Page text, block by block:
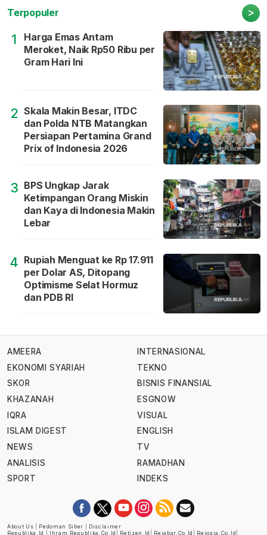
Terpopuler >
1
Harga Emas Antam
Meroket, Naik Rp50 Ribu per
Gram Hari Ini
2 Skala Makin Besar, ITDC
dan Polda NTB Matangkan
Persiapan Pertamina Grand
Prix of Indonesia 2026
3 BPS Ungkap Jarak
Ketimpangan Orang Miskin
dan Kaya di Indonesia Makin
Lebar
4 Rupiah Menguat ke Rp 17.911
per Dolar AS, Ditopang
Optimisme Selat Hormuz
dan PDB RI
AMEERA
EKONOMI SYARIAH
SKOR
KHAZANAH
IQRA
ISLAM DIGEST
NEWS
ANALISIS
SPORT
INTERNASIONAL
TEKNO
BISNIS FINANSIAL
ESGNOW
VISUAL
ENGLISH
TV
RAMADHAN
INDEKS
About Us Pedoman Siber
Disclaimer
Republika.id
Ihram.republika.co.id Retizen.id Rejabar.co.id Rejogja.co.id